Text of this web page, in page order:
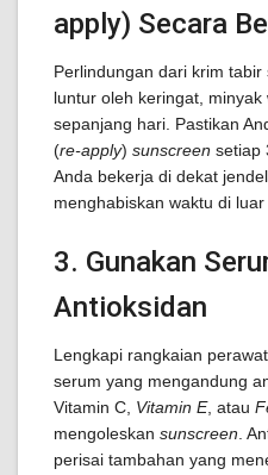
apply) Secara
Perlindungan dari krim
luntur oleh keringat,
sepanjang hari. Pastikan
(re-apply) sunscreen setiap
Anda bekerja di dekat
menghabiskan waktu di luar
3. Gunakan
Antioksidan
Lengkapi rangkaian
serum yang mengandung
Vitamin C, Vitamin E, atau
mengoleskan sunscreen .
perisai tambahan yang